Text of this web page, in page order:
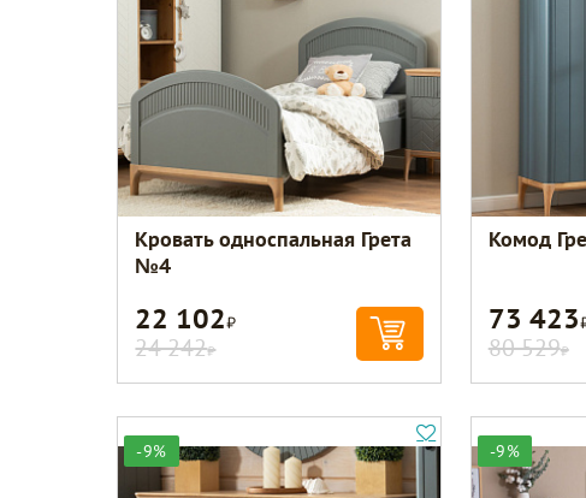
Кровать односпальная Грета
№4
22 102Р
24 242Р
Комод
73 423
80 529Р
-9% -9%